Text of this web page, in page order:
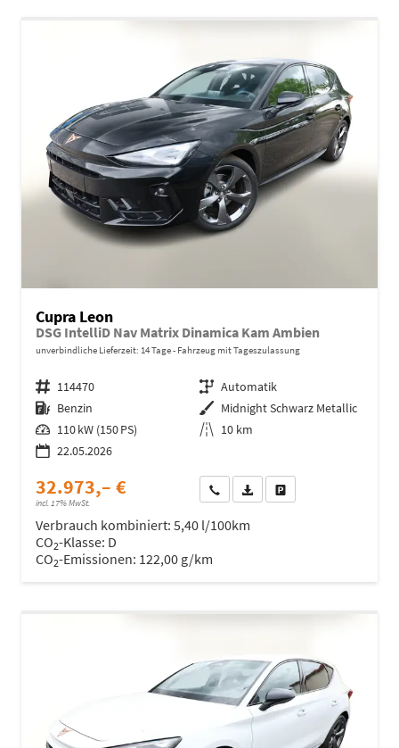
Cupra Leon
DSG IntelliD Nav Matrix Dinamica Kam Ambien
unverbindliche Lieferzeit: 14 Tage Fahrzeug mit Tageszulassung
Fahrzeugnr. 114470 Getriebe Automatik
Kraftstoff Benzin Außenfarbe Midnight Schwarz Metallic
Leistung 110 kW (150 PS) Kilometerstand 10 km
22.05.2026
32.973,– €
incl. 17% MwSt.
Wir rufen Sie anFahrzeugexposé (PDF)
Verbrauch kombiniert: 5,40 l/100km
CO2-Klasse: D
CO2-Emissionen: 122,00 g/km